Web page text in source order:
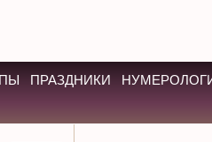
ПРАЗДНИКИ